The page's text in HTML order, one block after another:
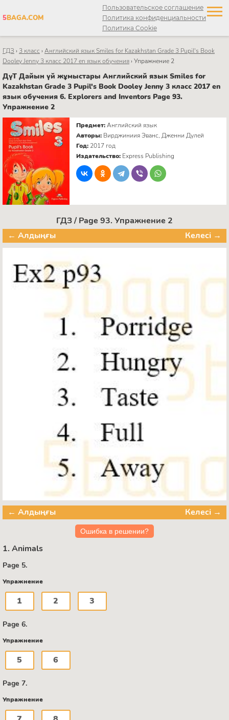
5BAGA.COM
Пользовательское соглашение
Политика конфиденциальности
Политика Cookie
ГДЗ › 3 класс ›Английский язык Smiles for Kazakhstan Grade 3 Pupil's Book
Dooley Jenny 3 класс 2017 en язык обучения›Упражнение 2
ДүТ Дайын үй жұмыстары Английский язык Smiles for
Kazakhstan Grade 3 Pupil's Book Dooley Jenny 3 класс 2017 en
язык обучения 6. Explorers and Inventors Page 93.
Упражнение 2
Предмет:Английский язык
Авторы: Вирджиниия Эванс, Дженни Дулей
Год: 2017 год
Издательство: Express Publishing
ГДЗ / Page 93. Упражнение 2
← Алдыңғы
Келесі →
← Алдыңғы Келесі →
Ошибка в решении?
1. Animals
Page 5.
Упражнение
1 2 3
Page 6.
Упражнение
5 6
Page 7.
Упражнение